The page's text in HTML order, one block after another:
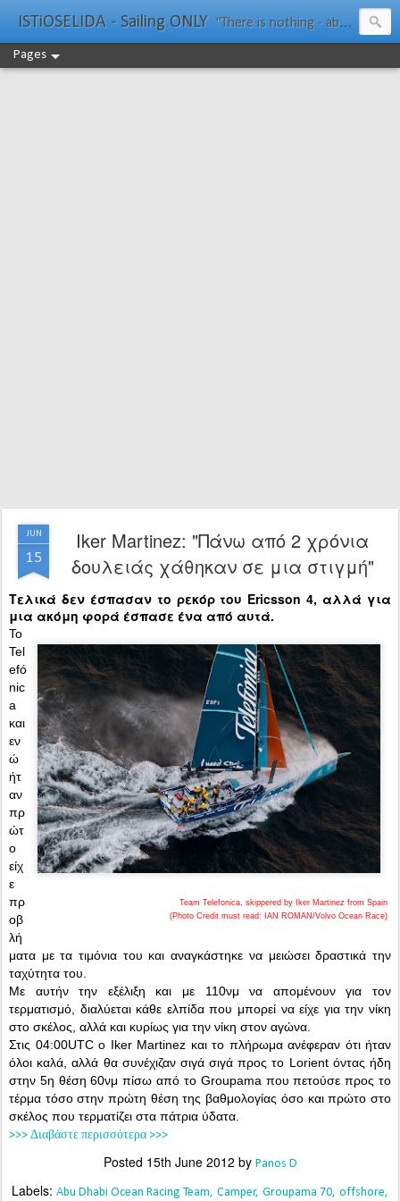
ISTiOSELIDA - Sailing ONLY "There is nothing - absolutely nothing - half so much worth doing as simply messing about in boats." Water Rat, Kenneth Grahame
Pages
JUN
15
Iker Martinez: "Πάνω από 2 χρόνια
δουλειάς χάθηκαν σε μια στιγμή"
Τελικά δεν έσπασαν το ρεκόρ του Ericsson 4, αλλά για
μια ακόμη φορά έσπασε ένα από αυτά.
Team Telefonica, skippered by Iker Martinez from Spain
(Photo Credit must read: IAN ROMAN/Volvo Ocean Race)
Το
Tel
efó
nic
a
και
εν
ώ
ήτ
αν
πρ
ώτ
ο
είχ
ε
πρ
οβ
λή
ματα με τα τιμόνια του και αναγκάστηκε να μειώσει δραστικά την
ταχύτητα του.
Με αυτήν την εξέλιξη και με 110νμ να απομένουν για τον
τερματισμό, διαλύεται κάθε ελπίδα που μπορεί να είχε για την νίκη
στο σκέλος, αλλά και κυρίως για την νίκη στον αγώνα.
Στις 04:00UTC ο Iker Martinez και το πλήρωμα ανέφεραν ότι ήταν
όλοι καλά, αλλά θα συνέχιζαν σιγά σιγά προς το Lorient όντας ήδη
στην 5η θέση 60νμ πίσω από το Groupama που πετούσε προς το
τέρμα τόσο στην πρώτη θέση της βαθμολογίας όσο και πρώτο στο
σκέλος που τερματίζει στα πάτρια ύδατα.
>>> Διαβάστε περισσότερα >>>
Posted 15th June 2012 by Panos D
Labels: Abu Dhabi Ocean Racing Team Camper Groupama 70 offshore